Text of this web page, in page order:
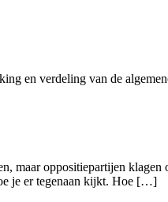
en verdeling van de
maar oppositiepartijen
je er tegenaan kijkt. Hoe […]